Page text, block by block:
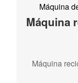
Máquina
Máquina
Máquina